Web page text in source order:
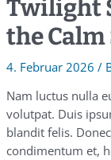
Twilight
the Calm
4. Februar 2026 /
Nam luctus nulla
volutpat. Duis
blandit felis.
condimentum et,